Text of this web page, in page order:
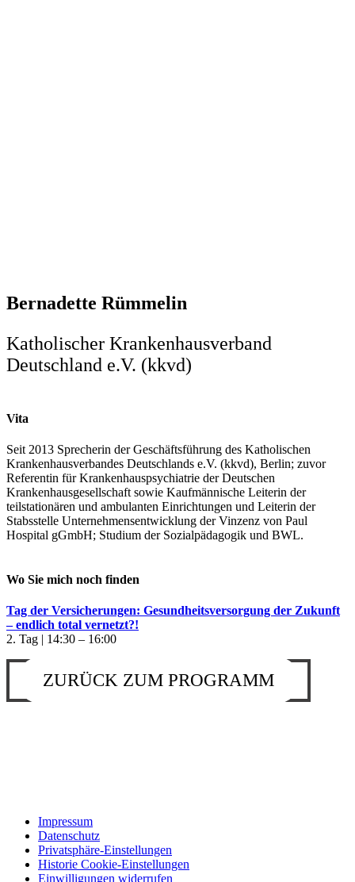
Bernadette Rümmelin
Katholischer Krankenhausverband
Deutschland e.V. (kkvd)
Vita
Seit 2013 Sprecherin der Geschäftsführung des Katholischen
Krankenhausverbandes Deutschlands e.V. (kkvd), Berlin; zuvor
Referentin für Krankenhauspsychiatrie der Deutschen
Krankenhausgesellschaft sowie Kaufmännische Leiterin der
teilstationären und ambulanten Einrichtungen und Leiterin der
Stabsstelle Unternehmensentwicklung der Vinzenz von Paul
Hospital gGmbH; Studium der Sozialpädagogik und BWL.
Wo Sie mich noch finden
Tag der Versicherungen: Gesundheitsversorgung der Zukunft
– endlich total vernetzt?!
2. Tag | 14:30 – 16:00
ZURÜCK ZUM PROGRAMM
Impressum
Datenschutz
Privatsphäre-Einstellungen
Historie Cookie-Einstellungen
Einwilligungen widerrufen